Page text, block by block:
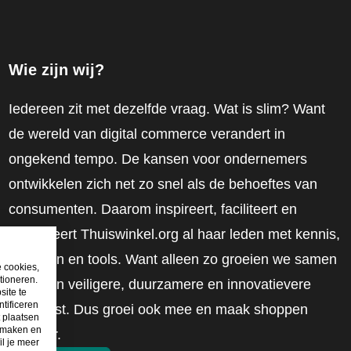
Wie zijn wij?
Iedereen zit met dezelfde vraag. Wat is slim? Want
de wereld van digital commerce verandert in
ongekend tempo. De kansen voor ondernemers
ontwikkelen zich net zo snel als de behoeftes van
consumenten. Daarom inspireert, faciliteert en
mobiliseert Thuiswinkel.org al haar leden met kennis,
inzichten en tools. Want alleen zo groeien we samen
naar een veiligere, duurzamere en innovatievere
toekomst. Dus groei ook mee en maak shoppen
slimmer.
cookies,
te
plaatsen
en
je meer